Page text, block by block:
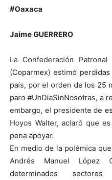
#Oaxaca
Jaime GUERRERO
La Confederación
(Coparmex) estimó
país, por el orden de los 25
paro #UnDiaSinNosotras, a
embargo, el presidente de
Hoyos Walter, aclaró que
pena apoyar.
En medio de la polémica
Andrés Manuel López
determinados